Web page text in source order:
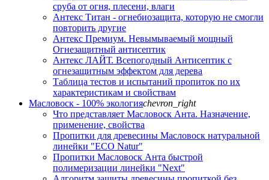
сруба от огня, плесени, влаги
Антекс Титан - огнебиозащита, которую не смогли
повторить другие
Антекс Премиум. Невымываемый мощный
Огнезащитный антисептик
Антекс ЛАЙТ. Всепогодный Антисептик с
огнезащитным эффектом для дерева
Таблица тестов и испытаний пропиток по их
характеристикам и свойствам
Масловоск - 100% экологияchevron_right
Что представляет Масловоск Анта. Назначение,
применение, свойства
Пропитки для древесины Масловоск натуральной
линейки "ECO Natur"
Пропитки Масловоск Анта быстрой
полимеризации линейки "Next"